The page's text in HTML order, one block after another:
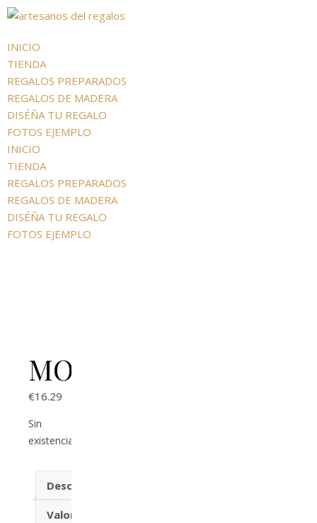
INICIO
TIENDA
REGALOS PREPARADOS
REGALOS DE MADERA
DISÉÑA TU REGALO
FOTOS EJEMPLO
INICIO
TIENDA
REGALOS PREPARADOS
REGALOS DE MADERA
DISÉÑA TU REGALO
FOTOS EJEMPLO
MOMENTITOS
€16.29
Sin
existencias
Descripción
Valoraciones